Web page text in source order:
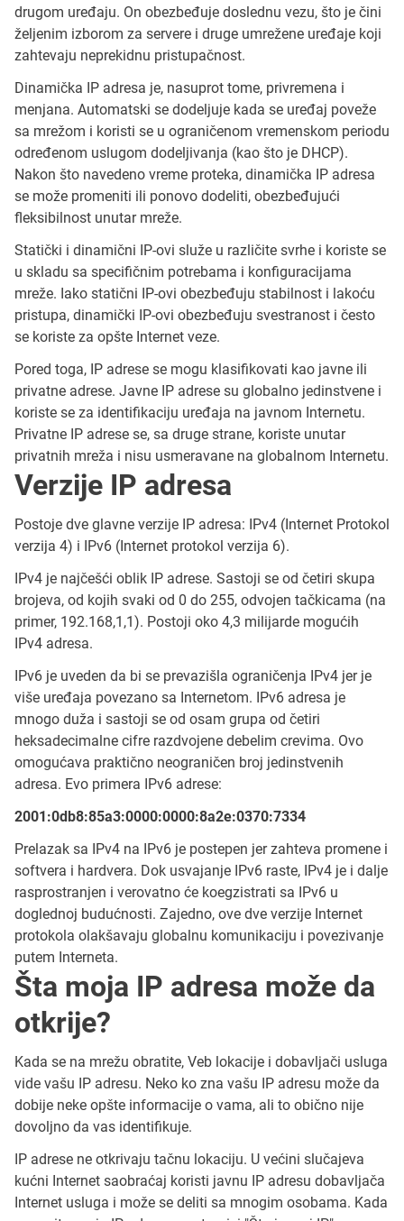
drugom uređaju. On obezbeđuje doslednu vezu, što je čini
željenim izborom za servere i druge umrežene uređaje koji
zahtevaju neprekidnu pristupačnost.
Dinamička IP adresa je, nasuprot tome, privremena i
menjana. Automatski se dodeljuje kada se uređaj poveže
sa mrežom i koristi se u ograničenom vremenskom periodu
određenom uslugom dodeljivanja (kao što je DHCP).
Nakon što navedeno vreme proteka, dinamička IP adresa
se može promeniti ili ponovo dodeliti, obezbeđujući
fleksibilnost unutar mreže.
Statički i dinamični IP-ovi služe u različite svrhe i koriste se
u skladu sa specifičnim potrebama i konfiguracijama
mreže. Iako statični IP-ovi obezbeđuju stabilnost i lakoću
pristupa, dinamički IP-ovi obezbeđuju svestranost i često
se koriste za opšte Internet veze.
Pored toga, IP adrese se mogu klasifikovati kao javne ili
privatne adrese. Javne IP adrese su globalno jedinstvene i
koriste se za identifikaciju uređaja na javnom Internetu.
Privatne IP adrese se, sa druge strane, koriste unutar
privatnih mreža i nisu usmeravane na globalnom Internetu.
Verzije IP adresa
Postoje dve glavne verzije IP adresa: IPv4 (Internet Protokol
verzija 4) i IPv6 (Internet protokol verzija 6).
IPv4 je najčešći oblik IP adrese. Sastoji se od četiri skupa
brojeva, od kojih svaki od 0 do 255, odvojen tačkicama (na
primer, 192.168,1,1). Postoji oko 4,3 milijarde mogućih
IPv4 adresa.
IPv6 je uveden da bi se prevazišla ograničenja IPv4 jer je
više uređaja povezano sa Internetom. IPv6 adresa je
mnogo duža i sastoji se od osam grupa od četiri
heksadecimalne cifre razdvojene debelim crevima. Ovo
omogućava praktično neograničen broj jedinstvenih
adresa. Evo primera IPv6 adrese:
2001:0db8:85a3:0000:0000:8a2e:0370:7334
Prelazak sa IPv4 na IPv6 je postepen jer zahteva promene i
softvera i hardvera. Dok usvajanje IPv6 raste, IPv4 je i dalje
rasprostranjen i verovatno će koegzistrati sa IPv6 u
doglednoj budućnosti. Zajedno, ove dve verzije Internet
protokola olakšavaju globalnu komunikaciju i povezivanje
putem Interneta.
Šta moja IP adresa može da
otkrije?
Kada se na mrežu obratite, Veb lokacije i dobavljači usluga
vide vašu IP adresu. Neko ko zna vašu IP adresu može da
dobije neke opšte informacije o vama, ali to obično nije
dovoljno da vas identifikuje.
IP adrese ne otkrivaju tačnu lokaciju. U većini slučajeva
kućni Internet saobraćaj koristi javnu IP adresu dobavljača
Internet usluga i može se deliti sa mnogim osobama. Kada